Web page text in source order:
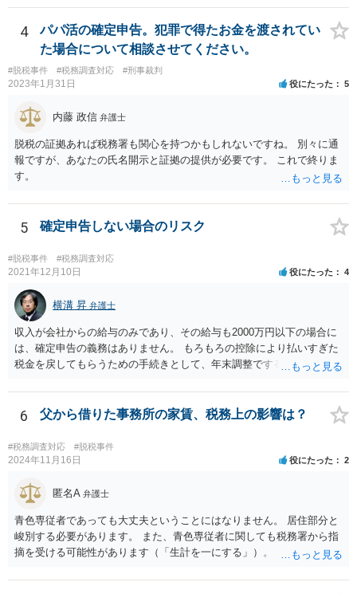
4
パパ活の確定申告。犯罪で得たお金を渡されてい
た場合について相談させてください。
#脱税事件 #税務調査対応 #刑事裁判
2023年1月31日 役にたった 5
内藤 政信 弁護士
脱税の証拠あれば税務署も関心を持つかもしれないですね。 別々に通
報ですが、あなたの氏名開示と証拠の提供が必要です。 これで終りま
す。
5 確定申告しない場合のリスク
#脱税事件 #税務調査対応
2021年12月10日 役にたった 4
横溝 昇 弁護士
収入が会社からの給与のみであり、その給与も2000万円以下の場合に
は、確定申告の義務はありません。 もろもろの控除により払いすぎた
税金を戻してもらうための手続きとして、年末調整でするのか、確定
する義務がある場合で確定申告をしなかった場合には、税務署の調査
等があり、本来払うべき税金にプラスして加算税の処分を科される場
合もあります。 高額なものでもない限り単なる無申告だけでは直ちに
逮捕されないとは思います。
6 父から借りた事務所の家賃、税務上の影響は？
#税務調査対応 #脱税事件
2024年11月16日 役にたった 2
匿名A 弁護士
青色専従者であっても大丈夫ということにはなりません。 居住部分と
峻別する必要があります。 また、青色専従者に関しても税務署から指
摘を受ける可能性があります（「生計を一にする」）。